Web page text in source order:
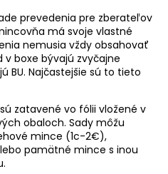
prevedenia pre zberateľov
má svoje vlastné
nemusia vždy obsahovať
v boxe bývajú zvyčajne
BU. Najčastejšie sú to tieto
zatavené vo fólii vložené v
obaloch. Sady môžu
mince (1c-2€),
pamätné mince s inou